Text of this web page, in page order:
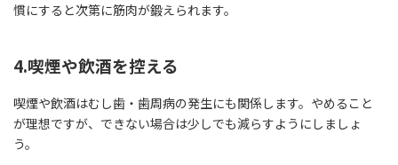
慣にすると次第に筋肉が鍛えられます。
4.喫煙や飲酒を控える
喫煙や飲酒はむし歯・歯周病の発生にも関係します。やめること
が理想ですが、できない場合は少しでも減らすようにしましょ
う。